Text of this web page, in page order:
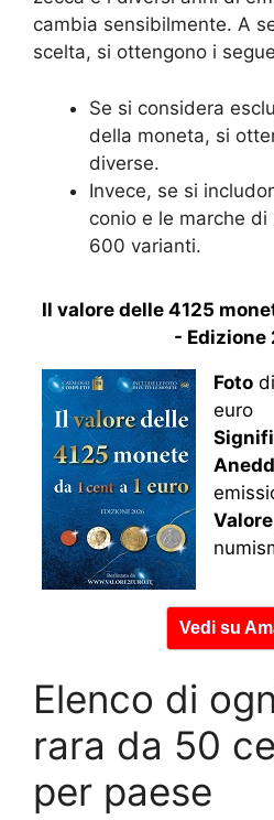
cambia sensibilmente. A
scelta, si ottengono i
Se si considera
della moneta, si
diverse.
Invece, se si
conio e le marche
600 varianti.
Il valore delle 4125
- Edizione
Foto
euro
Valore
Vedi su
Elenco di
rara da 50
per paese